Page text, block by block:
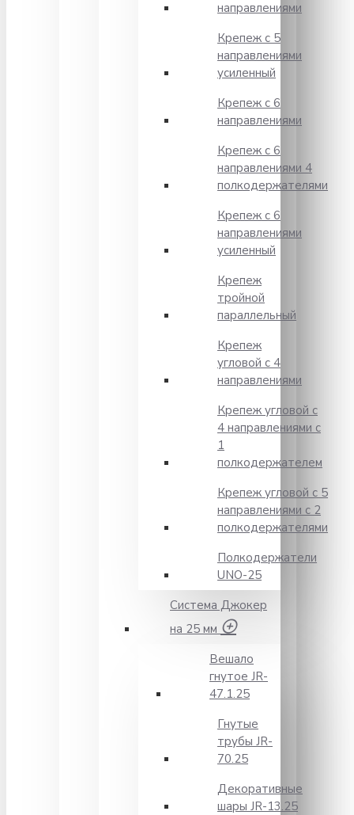
направлениями
Крепеж с 5
направлениями
усиленный
Крепеж с 6
направлениями
Крепеж с 6
направлениями 4
полкодержателями
Крепеж с 6
направлениями
усиленный
Крепеж
тройной
параллельный
Крепеж
угловой с 4
направлениями
Крепеж угловой с
4 направлениями с
1
полкодержателем
Крепеж угловой с 5
направлениями с 2
полкодержателями
Полкодержатели
UNO-25
Система Джокер
на 25 мм
Вешало
гнутое JR-
47.1.25
Гнутые
трубы JR-
70.25
Декоративные
шары JR-13.25